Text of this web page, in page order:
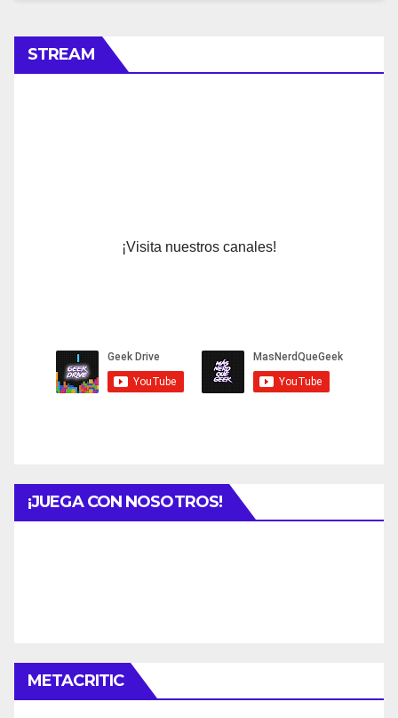
STREAM
¡Visita nuestros canales!
¡JUEGA CON NOSOTROS!
METACRITIC